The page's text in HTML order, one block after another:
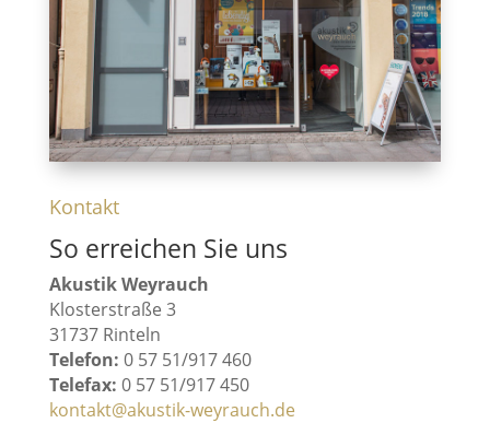
Kontakt
So erreichen Sie uns
Akustik Weyrauch
Klosterstraße 3
31737 Rinteln
Telefon: 0 57 51/917 460
Telefax: 0 57 51/917 450
kontakt@akustik-weyrauch.de